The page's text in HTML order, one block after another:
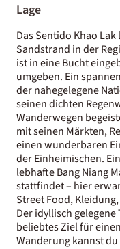
Lage
Das Sentido Khao
Sandstrand in der
ist in eine Bucht
umgeben. Ein
der nahegelegene
seinen dichten
Wanderwegen
mit seinen Märkten,
einen wunderbaren
der Einheimischen.
lebhafte Bang Niang
stattfindet – hier
Street Food,
Der idyllisch
beliebtes Ziel für
Wanderung kannst